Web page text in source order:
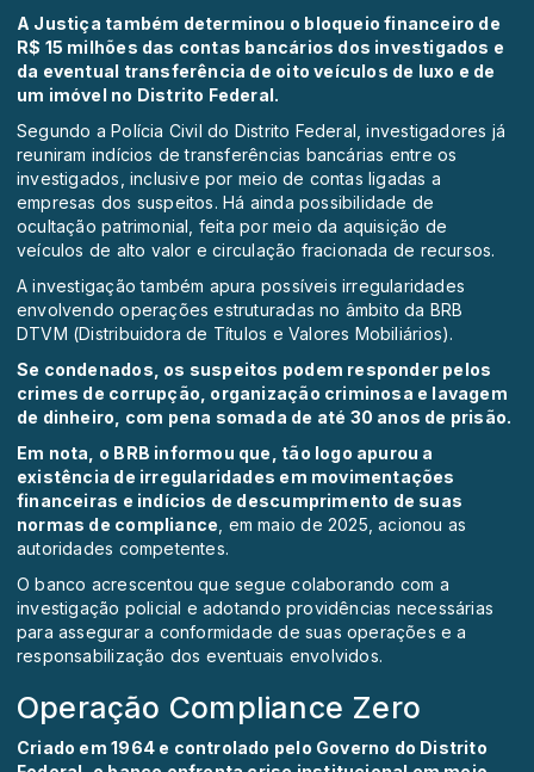
A Justiça também determinou o bloqueio financeiro de
R$ 15 milhões das contas bancários dos investigados e
da eventual transferência de oito veículos de luxo e de
um imóvel no Distrito Federal.
Segundo a Polícia Civil do Distrito Federal, investigadores já
reuniram indícios de transferências bancárias entre os
investigados, inclusive por meio de contas ligadas a
empresas dos suspeitos. Há ainda possibilidade de
ocultação patrimonial, feita por meio da aquisição de
veículos de alto valor e circulação fracionada de recursos.
A investigação também apura possíveis irregularidades
envolvendo operações estruturadas no âmbito da BRB
DTVM (Distribuidora de Títulos e Valores Mobiliários).
Se condenados, os suspeitos podem responder pelos
crimes de corrupção, organização criminosa e lavagem
de dinheiro, com pena somada de até 30 anos de prisão.
Em nota, o BRB informou que, tão logo apurou a
existência de irregularidades em movimentações
financeiras e indícios de descumprimento de suas
normas de compliance , em maio de 2025, acionou as
autoridades competentes.
O banco acrescentou que segue colaborando com a
investigação policial e adotando providências necessárias
para assegurar a conformidade de suas operações e a
responsabilização dos eventuais envolvidos.
Operação Compliance Zero
Criado em 1964 e controlado pelo Governo do Distrito